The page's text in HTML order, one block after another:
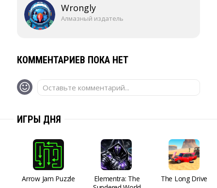
Wrongly
Алмазный издатель
КОММЕНТАРИЕВ ПОКА НЕТ
Оставьте комментарий...
ИГРЫ ДНЯ
Arrow Jam Puzzle
Elementra: The
The Long Drive